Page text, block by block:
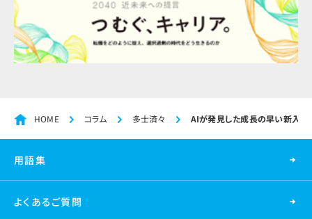
HOME コラム 多士済々 AIが発見した成長の早い新入社
用語集
よくあるご質問